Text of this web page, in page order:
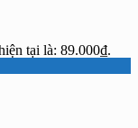
tại là: 89.000₫.